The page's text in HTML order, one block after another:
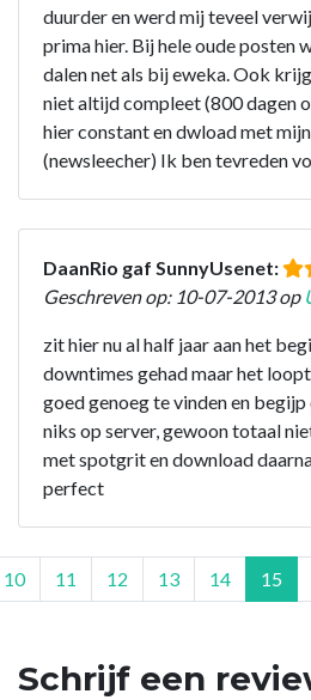
duurder en werd mij teveel
prima hier. Bij hele oude posten
dalen net als bij eweka. Ook
niet altijd compleet (800 dagen
hier constant en dwload met
(newsleecher) Ik ben tevreden
DaanRio gaf SunnyUsenet:
Geschreven op: 10-07-2013 op
zit hier nu al half jaar aan het
downtimes gehad maar het
goed genoeg te vinden en
niks op server, gewoon totaal
met spotgrit en download
perfect
10 11 12 13 14 15
Schrijf een